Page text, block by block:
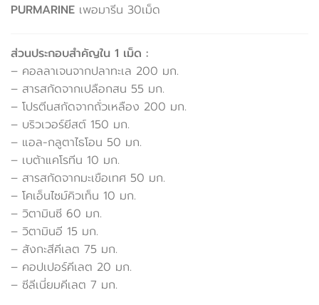
PURMARINE เพอมารีน 30เม็ด
ส่วนประกอบสำคัญใน 1 เม็ด :
– คอลลาเจนจากปลาทะเล 200 มก.
– สารสกัดจากเปลือกสน 55 มก.
– โปรตีนสกัดจากถั่วเหลือง 200 มก.
– บริวเวอร์ยีสต์ 150 มก.
– แอล-กลูตาไธโอน 50 มก.
– เบต้าแคโรทีน 10 มก.
– สารสกัดจากมะเขือเทศ 50 มก.
– โคเอ็นไซม์คิวเท็น 10 มก.
– วิตามินซี 60 มก.
– วิตามินอี 15 มก.
– สังกะสีคีเลต 75 มก.
– คอปเปอร์คีเลต 20 มก.
– ซีลีเนี่ยมคีเลต 7 มก.